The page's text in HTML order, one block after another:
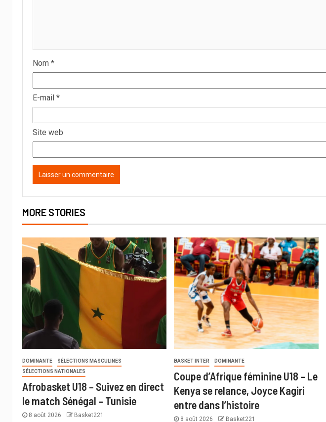
Nom *
E-mail *
Site web
MORE STORIES
DOMINANTE
SÉLECTIONS MASCULINES
SÉLECTIONS NATIONALES
Afrobasket U18 – Suivez en direct
le match Sénégal – Tunisie
8 août 2026 Basket221
BASKET INTER DOMINANTE
Coupe d’Afrique féminine U18 – Le
Kenya se relance, Joyce Kagiri
entre dans l’histoire
8 août 2026 Basket221